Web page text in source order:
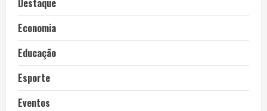
Destaque
Economia
Educação
Esporte
Eventos